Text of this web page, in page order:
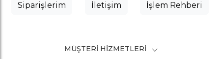
Siparişlerim İletişim İşlem Rehberi
MÜŞTERI HIZMETLERI